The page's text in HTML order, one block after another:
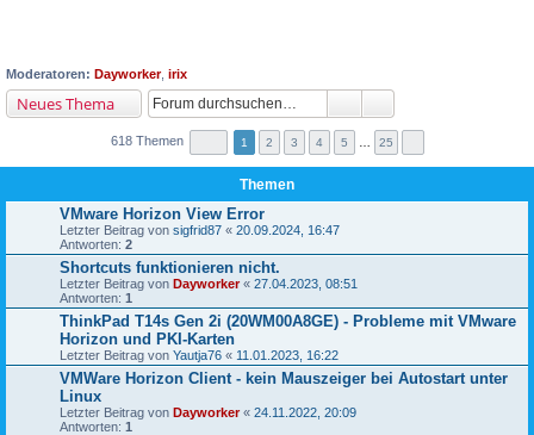
Moderatoren: Dayworker, irix
Neues Thema
618 Themen 1 2 3 4 5 25
Themen
VMware Horizon View Error
Letzter Beitrag von sigfrid87 « 20.09.2024, 16:47
Antworten: 2
Shortcuts funktionieren nicht.
Letzter Beitrag von Dayworker« 27.04.2023, 08:51
Antworten: 1
ThinkPad T14s Gen 2i (20WM00A8GE) - Probleme mit VMware
Horizon und PKI-Karten
Letzter Beitrag von Yautja76 « 11.01.2023, 16:22
VMWare Horizon Client - kein Mauszeiger bei Autostart unter
Linux
Letzter Beitrag von Dayworker« 24.11.2022, 20:09
Antworten: 1